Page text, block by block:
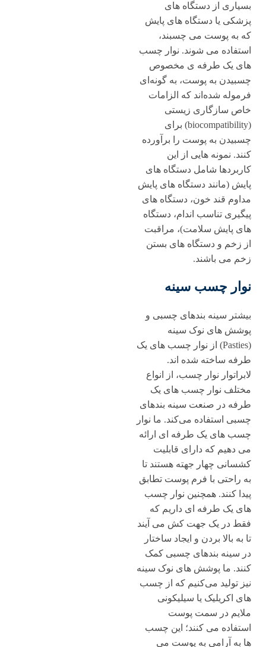
بسیاری از دستگاه‌ های
پزشکی یا دستگاه‌ های پایش
که به پوست می ‌چسبند،
استفاده می ‌شوند. نوار چسب
های یک ‌طرفه‌ ی مخصوص
چسبیدن به پوست، به گونه‌ای
فرموله شده‌اند که الزامات
خاص ‌سازگاری زیستی
(biocompatibility) برای
چسبیدن به پوست را برآورده
کنند. نمونه‌ هایی از این
کاربردها شامل دستگاه‌ های
پایش (مانند دستگاه ‌های پایش
مداوم قند خون، دستگاه‌ های
پیگیری تناسب اندام، دستگاه‌
های پایش سلامت)، مراقبت
از زخم و دستگاه ‌های بستن
زخم می ‌باشند.
نوار چسب سینه
بیشتر سینه بندهای چسبی و
پوشش ‌های نوک سینه
(Pasties) از نوار چسب های یک‌
طرفه ساخته شده‌ اند.
لابراتوار نوار چسب، از انواع
مختلف نوار چسب های یک‌
طرفه در صنعت سینه بندهای
چسبی استفاده می‌کند. ما نوار
چسب های یک ‌طرفه ‌ای ارائه
می ‌دهیم که دارای قابلیت
کشسانی چهار جهته هستند تا
به ‌راحتی با فرم پوست تطابق
پیدا کنند. همچنین نوار چسب
های یک ‌طرفه‌ ای داریم که
فقط در یک جهت کش می‌ آیند
تا به بالا بردن و ایجاد ساختار
در سینه بندهای چسبی کمک
کنند. ما پوشش ‌های نوک سینه
نیز تولید می‌کنیم که از چسب
های اکریلیک یا سیلیکونی
ملایم در سمت پوست
استفاده می کنند؛ این چسب
‌ها به آرامی به پوست می